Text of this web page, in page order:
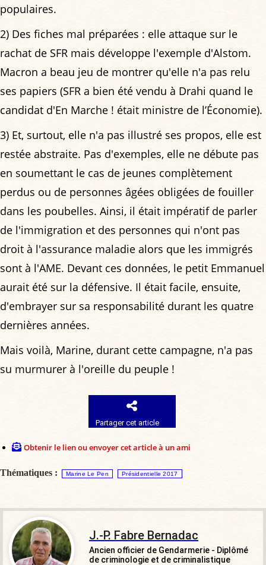
populaires.
2) Des fiches mal préparées : elle attaque sur le
rachat de SFR mais développe l'exemple d'Alstom.
Macron a beau jeu de montrer qu'elle n'a pas relu
ses papiers (SFR a bien été vendu à Drahi quand le
candidat d'En Marche ! était ministre de l’Économie).
3) Et, surtout, elle n'a pas illustré ses propos, elle est
restée abstraite. Pas d'exemples, elle ne débute pas
en soumettant le cas de jeunes complètement
perdus ou de personnes âgées obligées de fouiller
dans les poubelles. Ainsi, il était impératif de parler
de l'immigration et des personnes qui n'ont pas
droit à l'assurance maladie alors que les immigrés
sont à l'AME. Devant ces données, le petit Emmanuel
aurait été sur la défensive. Il était facile, ensuite,
d'embrayer sur sa responsabilité durant les quatre
dernières années.
Mais voilà, Marine, durant cette campagne, n'a pas
su murmurer à l'oreille du peuple !
Partager cet article
Obtenir le lien ou envoyer cet article à un ami
Thématiques : Marine Le Pen Présidentielle 2017
J.-P. Fabre Bernadac
Ancien officier de Gendarmerie - Diplômé
de criminologie et de criminalistique